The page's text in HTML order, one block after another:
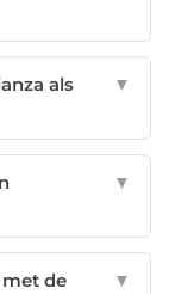
als
▼
▼
de
▼